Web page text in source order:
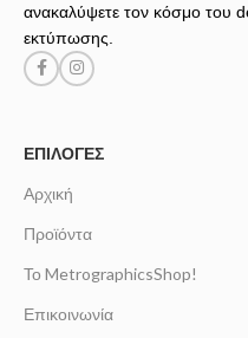
ανακαλύψετε τον κόσμο του
εκτύπωσης.
ΕΠΙΛΟΓΈΣ
Αρχική
Προϊόντα
Το MetrographicsShop!
Επικοινωνία